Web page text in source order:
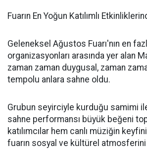
Fuarın En Yoğun Katılımlı
Geleneksel Ağustos Fuarı'nın en
organizasyonları arasında yer alan
zaman zaman duygusal, zaman
tempolu anlara sahne oldu.
Grubun seyirciyle kurduğu samimi
sahne performansı büyük beğeni
katılımcılar hem canlı müziğin
fuarın sosyal ve kültürel atmosferini